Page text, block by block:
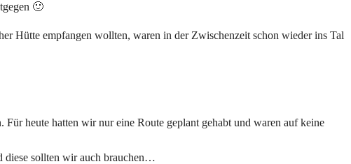
🙂
Hütte empfangen wollten, waren in der Zwischenzeit schon wieder ins Tal
heute hatten wir nur eine Route geplant gehabt und waren auf keine
diese sollten wir auch brauchen…